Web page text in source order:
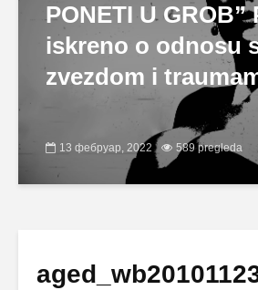
PONETI U GROB”
iskreno o odnosu
zvezdom i
13 фебруар, 2022 589 pregleda